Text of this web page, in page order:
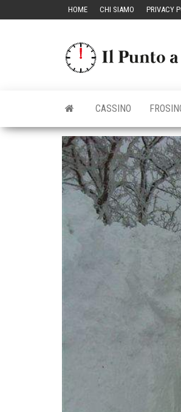
HOME CHI SIAMO PRIVACY
CASSINO